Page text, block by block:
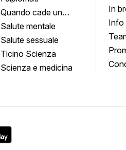
Quando cade un
quadro
Salute mentale
Salute sessuale
Ticino Scienza
Scienza e medicina
In
Info